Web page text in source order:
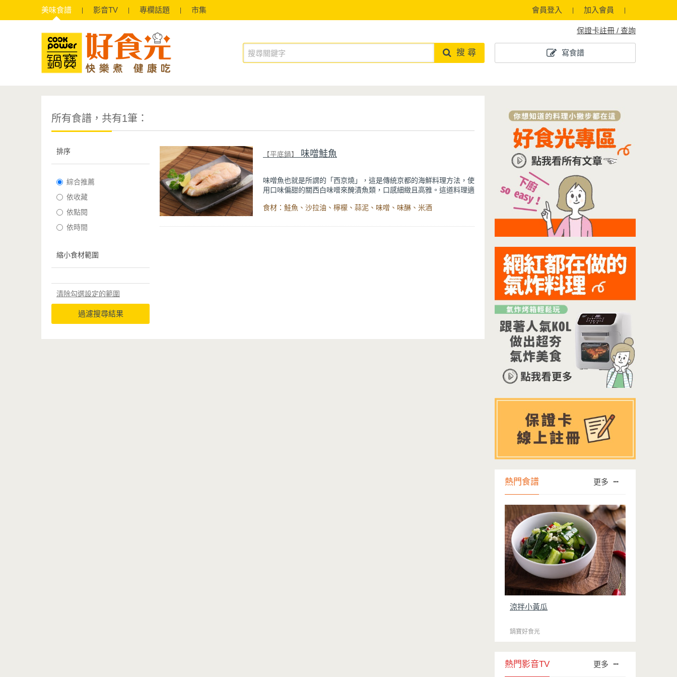
美味食譜 影音TV 專欄話題 市集 會員登入 加入會員
保證卡註冊 / 查詢
寫食譜
搜 尋
所有食譜，共有1筆：
排序
綜合推薦
依收藏
依點閱
依時間
縮小食材範圍
清除勾選設定的範圍
過濾搜尋結果
【平底鍋】 味噌鮭魚
味噌魚也就是所謂的「西京燒」，這是傳統京都的海鮮料理方法，使
用口味偏甜的關西白味噌來醃漬魚類，口感細緻且高雅。這道料理適
食材：鮭魚、沙拉油、檸檬、蒜泥、味噌、味醂、米酒
熱門食譜 更多
涼拌小黃瓜
鍋寶好食光
熱門影音TV 更多